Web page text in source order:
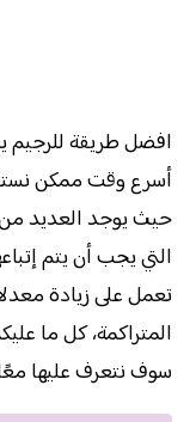
افضل طريقة للرجيم
أسرع وقت ممكن
حيث يوجد العديد من
التي يجب أن يتم
تعمل على زيادة
المتراكمة، كل ما
سوف نتعرف عليها